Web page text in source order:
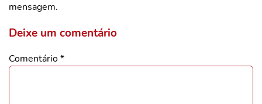
mensagem.
Deixe um comentário
Comentário*